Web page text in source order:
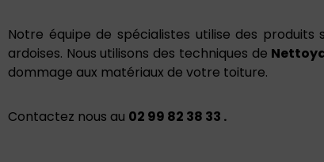
Notre équipe de spécialistes utilise des
ardoises. Nous utilisons des techniques de
dommage aux matériaux de votre toiture.
Contactez nous au 02 99 82 38 33 .